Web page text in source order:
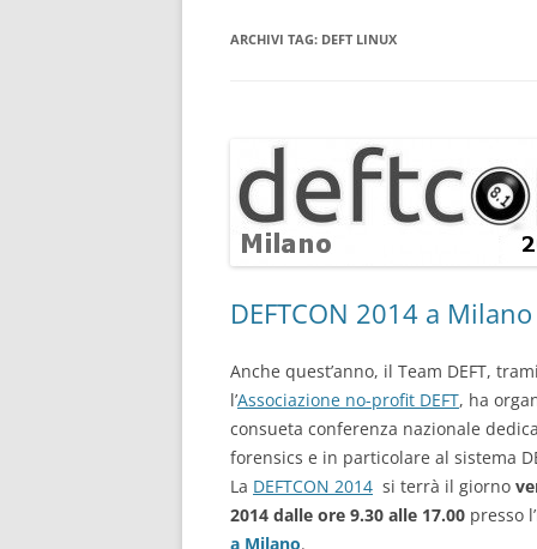
CONSULENTE INFORMATICO
ARCHIVI TAG: DEFT LINUX
DEFTCON 2014 a Milano
Anche quest’anno, il Team DEFT,
l’Associazione no-profit DEFT, ha
consueta conferenza nazionale
forensics e in particolare al sistema
La DEFTCON 2014 si terrà il giorno
2014 dalle ore 9.30 alle 17.00 presso
a Milano.